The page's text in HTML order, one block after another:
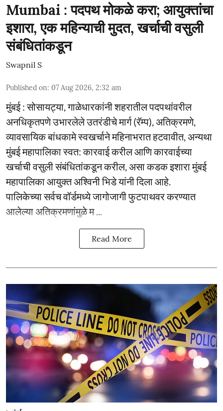
Mumbai : पदपथ मोकळे करा; आयुक्तांचा
इशारा, एक महिन्याची मुदत, खर्चाची वसुली
संबंधितांकडून
Swapnil S
Published on: 07 Aug 2026, 2:32 am
मुंबई : सोसायट्या, गाळेधारकांनी शहरातील पदपथांवरील
अनधिकृतपणे उभारलेले उतरंडीचे मार्ग (रॅम्प), अतिक्रमणे,
व्यावसायिक बांधकामे स्वखर्चाने महिनाभरात हटवावीत, अन्यथा
मुंबई महापालिका स्वत: कारवाई करील आणि कारवाईच्या
खर्चाची वसुली संबंधितांकडून करील, असा कडक इशारा मुंबई
महापालिका आयुक्त अश्विनी भिडे यांनी दिला आहे.
पालिकेच्या सर्वच वॉर्डमध्ये जागोजागी फुटपाथवर करण्यात
आलेल्या अतिक्रमणांमुळे म ...
Read More